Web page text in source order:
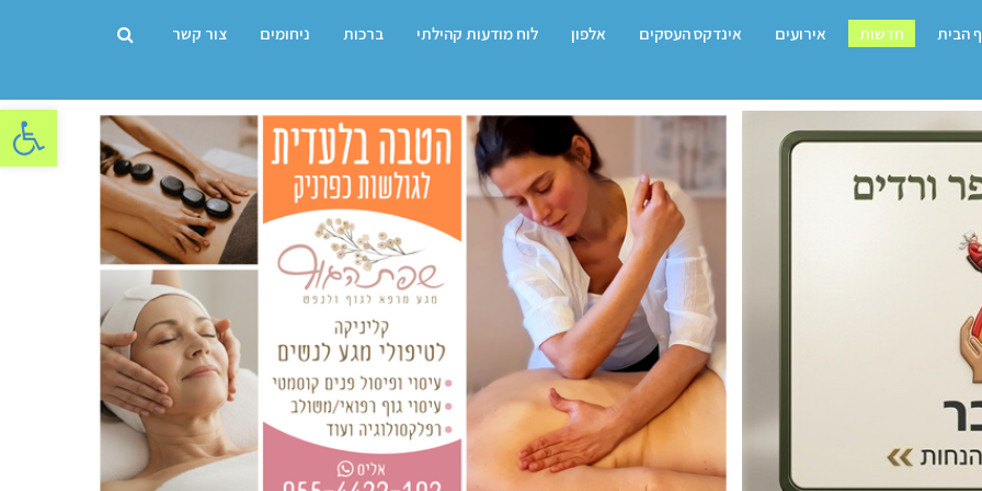
פתח
הבית חדשות אירועים אינדקס העסקים אלפון לוח מודעות קהילתי ברכות ניחומים צור קשר